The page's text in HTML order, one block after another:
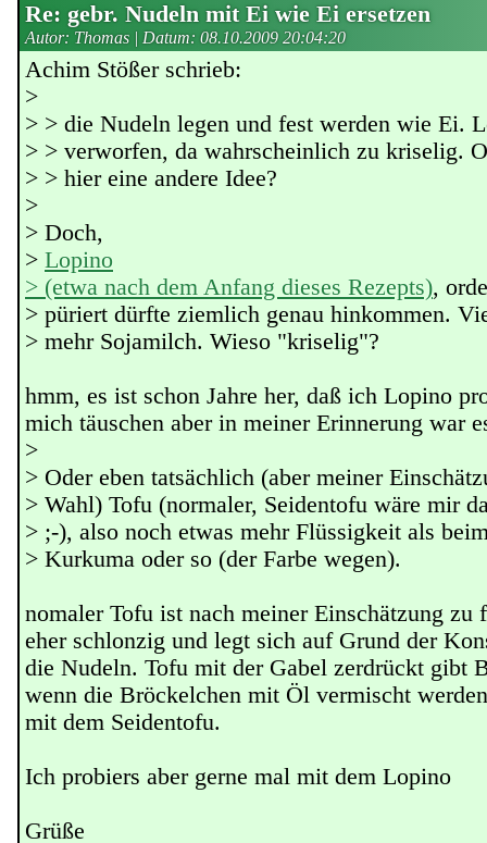
Re: gebr. Nudeln mit Ei wie Ei ersetzen
Autor: Thomas | Datum: 08.10.2009 20:04:20
Achim Stößer schrieb:
>
> > die Nudeln legen und fest werden wie Ei.
> > verworfen, da wahrscheinlich zu kriselig.
> > hier eine andere Idee?
>
> Doch,
> Lopino
> (etwa nach dem Anfang dieses Rezepts),
> püriert dürfte ziemlich genau hinkommen.
> mehr Sojamilch. Wieso "kriselig"?
hmm, es ist schon Jahre her, daß ich Lopino
mich täuschen aber in meiner Erinnerung war
>
> Oder eben tatsächlich (aber meiner
> Wahl) Tofu (normaler, Seidentofu wäre mir
> ;-), also noch etwas mehr Flüssigkeit als
> Kurkuma oder so (der Farbe wegen).
nomaler Tofu ist nach meiner Einschätzung zu
eher schlonzig und legt sich auf Grund der
die Nudeln. Tofu mit der Gabel zerdrückt gibt
wenn die Bröckelchen mit Öl vermischt
mit dem Seidentofu.
Ich probiers aber gerne mal mit dem Lopino
Grüße